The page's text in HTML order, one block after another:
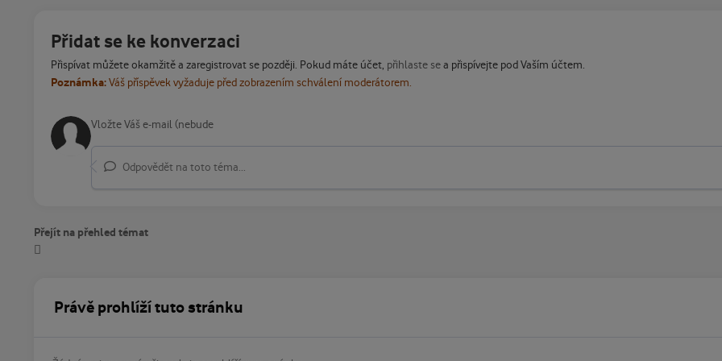
Přidat se ke konverzaci
Přispívat můžete okamžitě a zaregistrovat se později. Pokud máte účet, přihlaste sea přispívejte pod Vaším účtem.
Poznámka:Váš příspěvek vyžaduje před zobrazením schválení moderátorem.
Odpovědět na toto téma...
Přejít na přehled témat
Právě prohlíží tuto stránku